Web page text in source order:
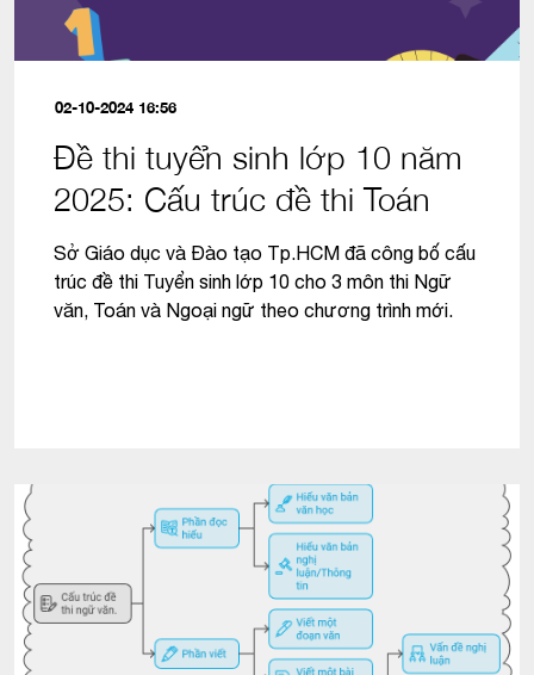
02-10-2024 16:56
Đề thi tuyển sinh lớp 10 năm
2025: Cấu trúc đề thi Toán
Sở Giáo dục và Đào tạo Tp.HCM đã công bố cấu
trúc đề thi Tuyển sinh lớp 10 cho 3 môn thi Ngữ
văn, Toán và Ngoại ngữ theo chương trình mới.